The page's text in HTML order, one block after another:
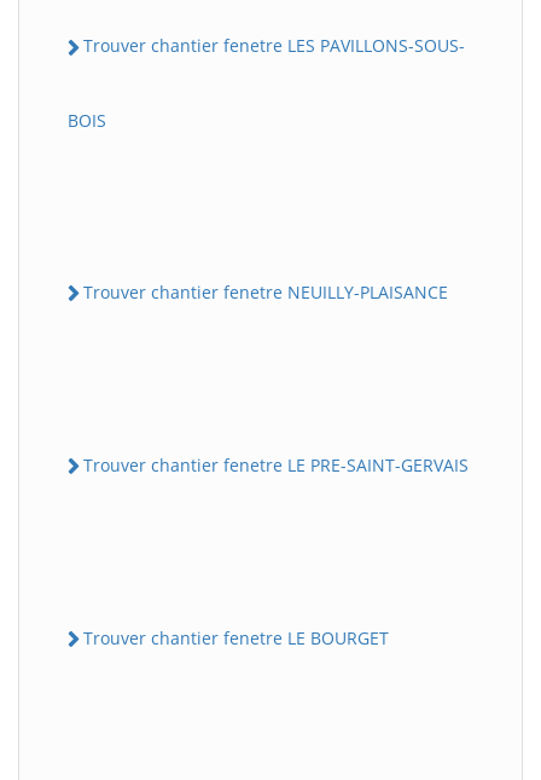
Trouver chantier fenetre LES PAVILLONS-SOUS-
BOIS
Trouver chantier fenetre NEUILLY-PLAISANCE
Trouver chantier fenetre LE PRE-SAINT-GERVAIS
Trouver chantier fenetre LE BOURGET